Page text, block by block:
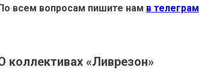
всем вопросам пишите нам в телеграм
коллективах «Ливрезон»